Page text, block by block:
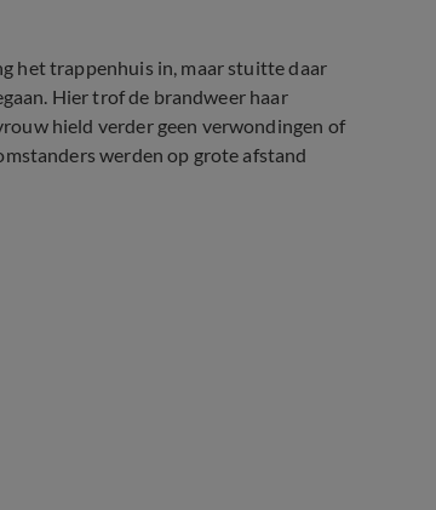
het trappenhuis in, maar stuitte daar
Hier trof de brandweer haar
hield verder geen verwondingen of
werden op grote afstand